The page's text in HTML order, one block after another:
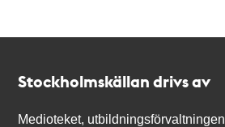
Stockholmskällan drivs av
Medioteket, utbildningsförvaltningen